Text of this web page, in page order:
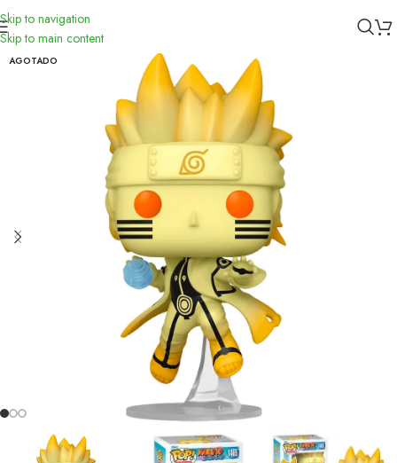
Skip to navigation
Skip to main content
Inicio Funko
AGOTADO